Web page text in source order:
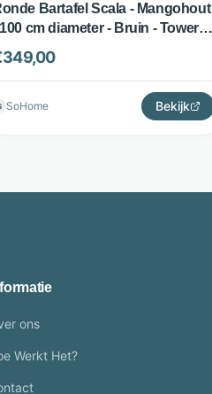
Bartafel Scala - Mangohout
cm diameter - Bruin - Tower
349,00
SoHome Bekijk
ons
Werkt Het?